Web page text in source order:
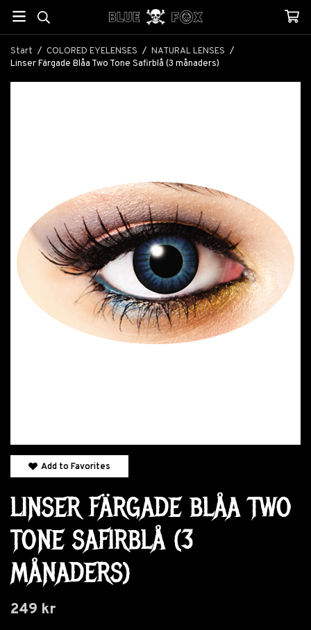
Start / COLORED EYELENSES / NATURAL LENSES /
Linser Färgade Blåa Two Tone Safirblå (3 månaders)
Add to Favorites
LINSER FÄRGADE BLÅA TWO
TONE SAFIRBLÅ (3
MÅNADERS)
249 kr